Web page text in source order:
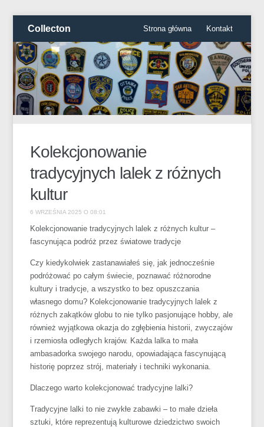
Collecton Strona główna Kontakt
Kolekcjonowanie
tradycyjnych lalek z różnych
kultur
6 WRZEŚNIA 2025 O 08:01
Kolekcjonowanie tradycyjnych lalek z różnych kultur –
fascynująca podróż przez światowe tradycje
Czy kiedykolwiek zastanawiałeś się, jak jednocześnie
podróżować po całym świecie, poznawać różnorodne
kultury i tradycje, a wszystko to bez opuszczania
własnego domu? Kolekcjonowanie tradycyjnych lalek z
różnych zakątków globu to nie tylko pasjonujące hobby, ale
również wyjątkowa okazja do zgłębienia historii, zwyczajów
i rzemiosła odległych krajów. Każda lalka to mała
ambasadorka swojego narodu, opowiadająca fascynującą
historię poprzez strój, materiały i techniki wykonania.
Dlaczego warto kolekcjonować tradycyjne lalki?
Tradycyjne lalki to nie zwykłe zabawki – to małe dzieła
sztuki, które reprezentują kulturowe dziedzictwo swoich